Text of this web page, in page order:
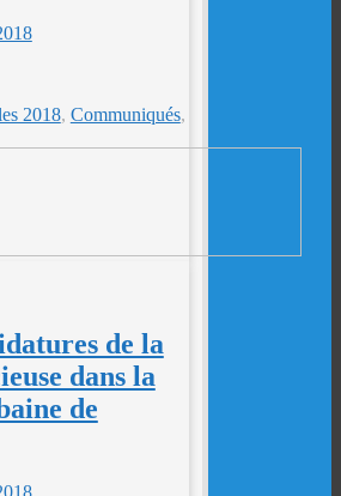
2018, Communiqués,
de la
dans la
de